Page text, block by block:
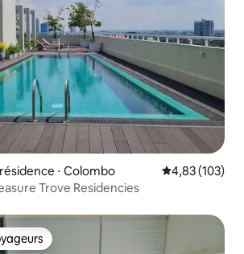
⋅ Colombo Évaluation
4,83 (103)
Trove Residencies